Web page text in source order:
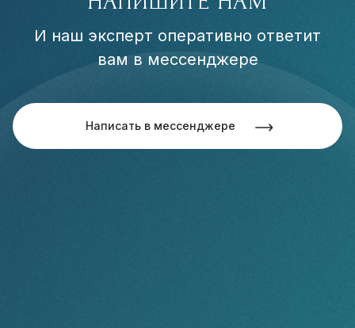
И наш эксперт оперативно ответит
вам в мессенджере
Написать в мессенджере